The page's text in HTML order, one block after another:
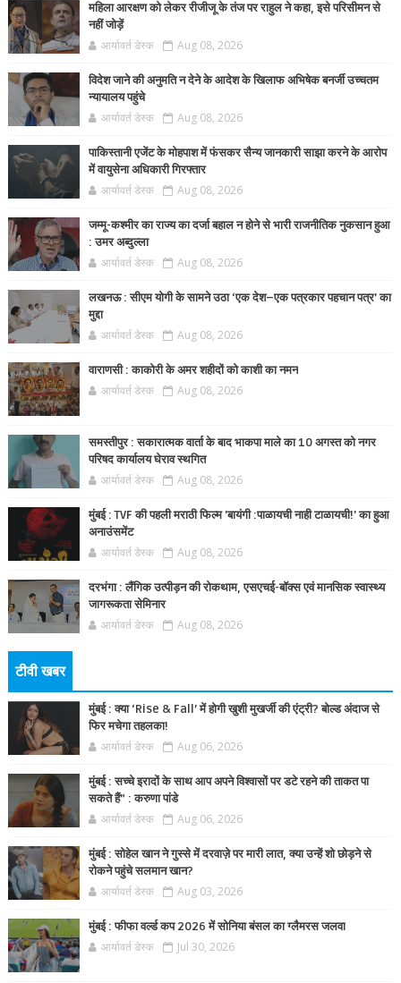
महिला आरक्षण को लेकर रीजीजू के तंज पर राहुल ने कहा, इसे परिसीमन से
नहीं जोड़ें
आर्यावर्त डेस्क Aug 08, 2026
विदेश जाने की अनुमति न देने के आदेश के खिलाफ अभिषेक बनर्जी उच्चतम
न्यायालय पहुंचे
आर्यावर्त डेस्क Aug 08, 2026
पाकिस्तानी एजेंट के मोहपाश में फंसकर सैन्य जानकारी साझा करने के आरोप
में वायुसेना अधिकारी गिरफ्तार
आर्यावर्त डेस्क Aug 08, 2026
जम्मू-कश्मीर का राज्य का दर्जा बहाल न होने से भारी राजनीतिक नुकसान हुआ
: उमर अब्दुल्ला
आर्यावर्त डेस्क Aug 08, 2026
लखनऊ : सीएम योगी के सामने उठा ‘एक देश–एक पत्रकार पहचान पत्र’ का
मुद्दा
आर्यावर्त डेस्क Aug 08, 2026
वाराणसी : काकोरी के अमर शहीदों को काशी का नमन
आर्यावर्त डेस्क Aug 08, 2026
समस्तीपुर : सकारात्मक वार्ता के बाद भाकपा माले का 10 अगस्त को नगर
परिषद कार्यालय घेराव स्थगित
आर्यावर्त डेस्क Aug 08, 2026
मुंबई : TVF की पहली मराठी फिल्म 'बायंगी :पाळायची नाही टाळायची!' का हुआ
अनाउंसमेंट
आर्यावर्त डेस्क Aug 08, 2026
दरभंगा : लैंगिक उत्पीड़न की रोकथाम, एसएचई-बॉक्स एवं मानसिक स्वास्थ्य
जागरूकता सेमिनार
आर्यावर्त डेस्क Aug 08, 2026
टीवी खबर
मुंबई : क्या ‘Rise & Fall’ में होगी खुशी मुखर्जी की एंट्री? बोल्ड अंदाज से
फिर मचेगा तहलका!
आर्यावर्त डेस्क Aug 06, 2026
मुंबई : सच्चे इरादों के साथ आप अपने विश्वासों पर डटे रहने की ताकत पा
सकते हैं” : करुणा पांडे
आर्यावर्त डेस्क Aug 06, 2026
मुंबई : सोहेल खान ने गुस्से में दरवाज़े पर मारी लात, क्या उन्हें शो छोड़ने से
रोकने पहुंचे सलमान खान?
आर्यावर्त डेस्क Aug 03, 2026
मुंबई : फीफा वर्ल्ड कप 2026 में सोनिया बंसल का ग्लैमरस जलवा
आर्यावर्त डेस्क Jul 30, 2026